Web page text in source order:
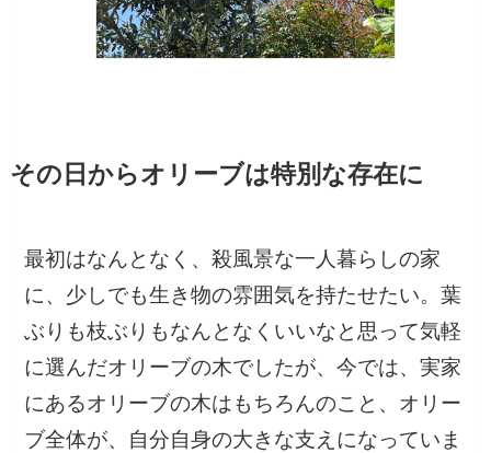
その日からオリーブは特別な存在に
最初はなんとなく、殺風景な一人暮らしの家
に、少しでも生き物の雰囲気を持たせたい。葉
ぶりも枝ぶりもなんとなくいいなと思って気軽
に選んだオリーブの木でしたが、今では、実家
にあるオリーブの木はもちろんのこと、オリー
ブ全体が、自分自身の大きな支えになっていま